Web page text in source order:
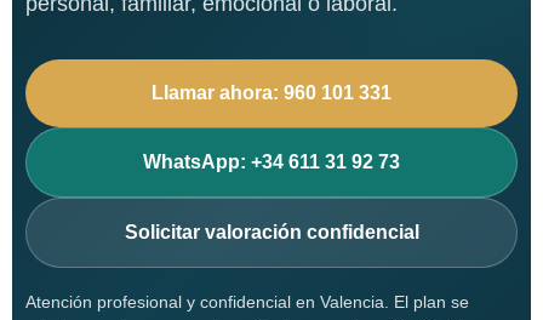
Llamar ahora: 960 101 331
WhatsApp: +34 611 31 92 73
Solicitar valoración confidencial
Atención profesional y confidencial en Valencia. El plan se